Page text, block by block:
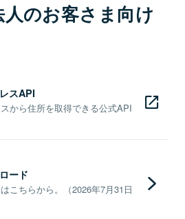
のお客さま向け
スAPI
から住所を取得できる公式API
ード
こちらから。（2026年7月31日